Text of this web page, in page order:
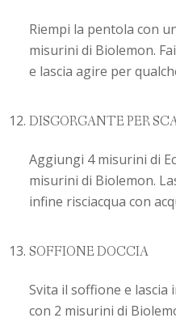
Riempi la pentola con
misurini di Biolemon.
e lascia agire per
DISGORGANTE PER
Aggiungi 4 misurini di
misurini di Biolemon.
infine risciacqua con
SOFFIONE DOCCIA
Svita il soffione e lascia
con 2 misurini di